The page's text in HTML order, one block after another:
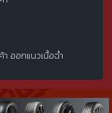
ออกแนวเนื้อฉ่ำ